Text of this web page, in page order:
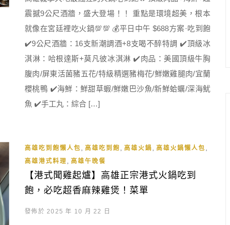
震撼9公尺酒牆，盛大登場！！ 重點是環境超美，根本
就像在宮廷裡吃火鍋💯💯 💰平日中午 $688方案·吃到飽
✔️9公尺酒牆：16支新潮調酒+8支喝不醉特調 ✔️頂級冰
淇淋：哈根達斯+莫凡彼冰淇淋 ✔️肉品：美國頂級牛胸
腹肉/屏東活菌豬五花/特級精選豬梅花/鮮嫩雞腿肉/宜蘭
櫻桃鴨 ✔️海鮮：鮮甜草蝦/鮮嫩巴沙魚/新鮮蛤蠣/深海魷
魚 ✔️手工丸：綜合 […]
高雄吃到飽懶人包 高雄吃到飽 高雄火鍋 高雄火鍋懶人包
高雄港式料理 高雄午晚餐
【港式聞雞起爐】高雄正宗港式火鍋吃到
飽，必吃超香麻辣雞煲！菜單
發佈於 2025 年 10 月 22 日